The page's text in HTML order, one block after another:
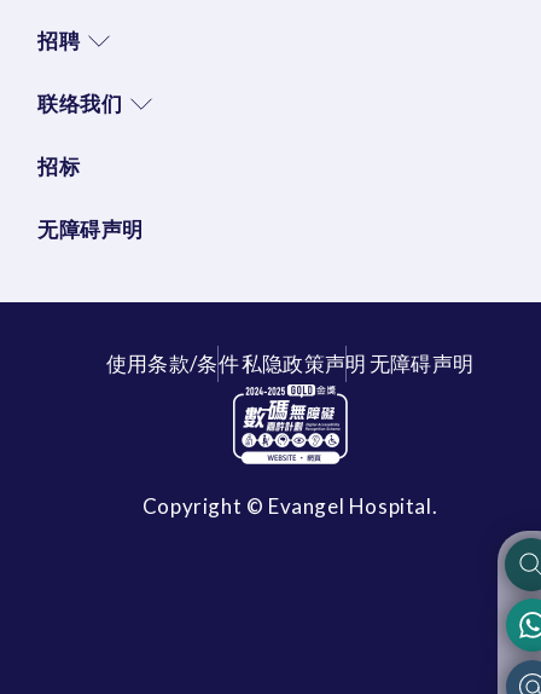
招聘
联络我们
招标
无障碍声明
使用条款/条件私隐政策声明无障碍声明
Copyright © Evangel Hospital.